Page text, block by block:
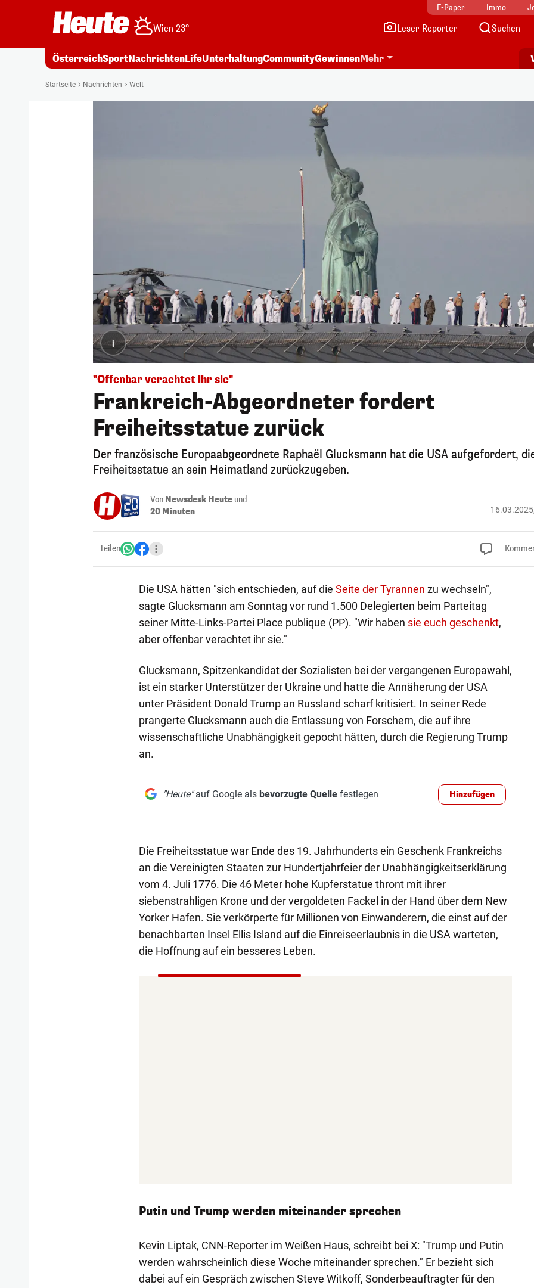
E-Paper Immo
Wien 23° Leser-Reporter Suchen
ÖsterreichSportNachrichtenLifeUnterhaltungCommunityGewinnenMehr
Startseite Nachrichten Welt
i
"Offenbar verachtet ihr sie"
Frankreich-Abgeordneter fordert
Freiheitsstatue zurück
Der französische Europaabgeordnete Raphaël Glucksmann hat die USA aufgefordert,
Freiheitsstatue an sein Heimatland zurückzugeben.
Von Newsdesk Heute und
20 Minuten
Teilen
Die USA hätten "sich entschieden, auf die Seite der Tyrannen zu wechseln",
sagte Glucksmann am Sonntag vor rund 1.500 Delegierten beim Parteitag
seiner Mitte-Links-Partei Place publique (PP). "Wir haben sie euch geschenkt,
aber offenbar verachtet ihr sie."
Glucksmann, Spitzenkandidat der Sozialisten bei der vergangenen Europawahl,
ist ein starker Unterstützer der Ukraine und hatte die Annäherung der USA
unter Präsident Donald Trump an Russland scharf kritisiert. In seiner Rede
prangerte Glucksmann auch die Entlassung von Forschern, die auf ihre
wissenschaftliche Unabhängigkeit gepocht hätten, durch die Regierung Trump
an.
"Heute"auf Google als bevorzugte Quellefestlegen Hinzufügen
Die Freiheitsstatue war Ende des 19. Jahrhunderts ein Geschenk Frankreichs
an die Vereinigten Staaten zur Hundertjahrfeier der Unabhängigkeitserklärung
vom 4. Juli 1776. Die 46 Meter hohe Kupferstatue thront mit ihrer
siebenstrahligen Krone und der vergoldeten Fackel in der Hand über dem New
Yorker Hafen. Sie verkörperte für Millionen von Einwanderern, die einst auf der
benachbarten Insel Ellis Island auf die Einreiseerlaubnis in die USA warteten,
die Hoffnung auf ein besseres Leben.
Putin und Trump werden miteinander sprechen
Kevin Liptak, CNN-Reporter im Weißen Haus, schreibt bei X: "Trump und Putin
werden wahrscheinlich diese Woche miteinander sprechen." Er bezieht sich
dabei auf ein Gespräch zwischen Steve Witkoff, Sonderbeauftragter für den